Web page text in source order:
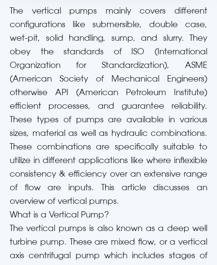
The vertical pumps mainly covers different
configurations like submersible, double case,
wet-pit, solid handling, sump, and slurry. They
obey the standards of ISO (International
Organization for Standardization), ASME
(American Society of Mechanical Engineers)
otherwise API (American Petroleum Institute)
efficient processes, and guarantee reliability.
These types of pumps are available in various
sizes, material as well as hydraulic combinations.
These combinations are specifically suitable to
utilize in different applications like where inflexible
consistency & efficiency over an extensive range
of flow are inputs. This article discusses an
overview of vertical pumps.
What is a Vertical Pump?
The vertical pumps is also known as a deep well
turbine pump. These are mixed flow, or a vertical
axis centrifugal pump which includes stages of